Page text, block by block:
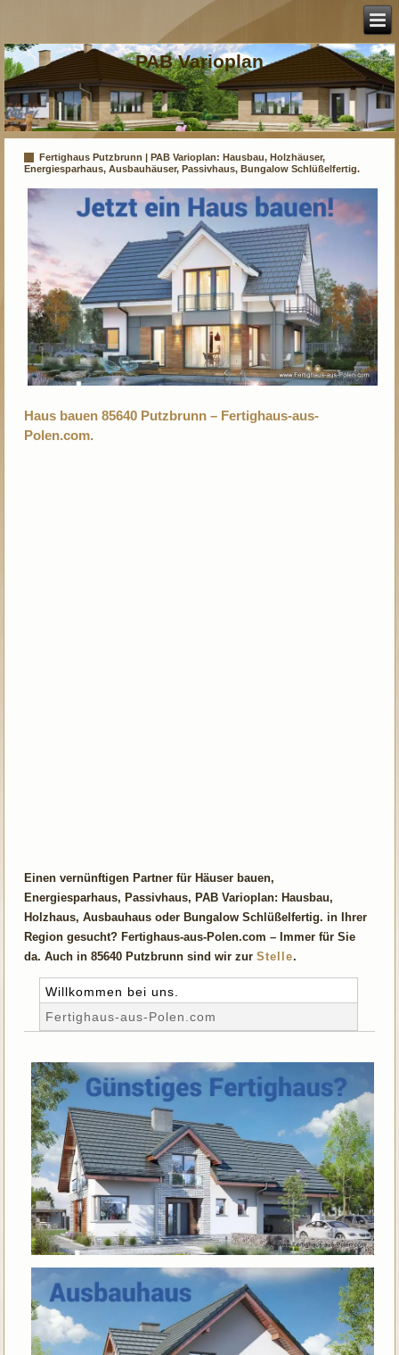
PAB Varioplan
Fertighaus Putzbrunn | PAB Varioplan: Hausbau, Holzhäuser,
Energiesparhaus, Ausbauhäuser, Passivhaus, Bungalow Schlüßelfertig.
Haus bauen 85640 Putzbrunn – Fertighaus-aus-
Polen.com.
Einen vernünftigen Partner für Häuser bauen,
Energiesparhaus, Passivhaus, PAB Varioplan: Hausbau,
Holzhaus, Ausbauhaus oder Bungalow Schlüßelfertig. in Ihrer
Region gesucht? Fertighaus-aus-Polen.com – Immer für Sie
da. Auch in 85640 Putzbrunn sind wir zurStelle.
Willkommen bei uns.
Fertighaus-aus-Polen.com